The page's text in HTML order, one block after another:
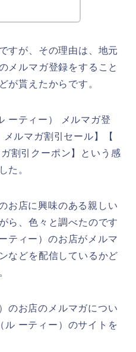
すが、その理由は、地元
メルマガ登録をすること
が貰えたからです。
ーティー） メルマガ登
ルマガ割引セール】【
割引クーポン】という感
た。
お店に興味のある親しい
ら、色々と調べたのです
ティー）のお店がメルマ
などを配信しているかど
のお店のメルマガについ
ル ーティー）のサイトを